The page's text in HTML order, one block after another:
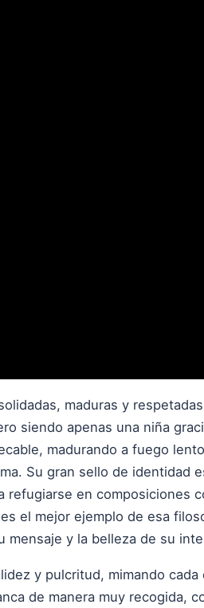
maduras y
siendo apenas una niña
madurando a fuego
Su gran sello de identidad
en composiciones
el mejor ejemplo de esa
mensaje y la belleza de su
y pulcritud, mimando
de manera muy recogida,